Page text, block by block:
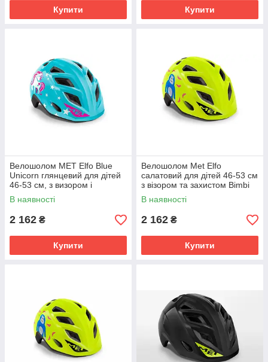
Купити Купити
Велошолом MET Elfo Blue
Unicorn глянцевий для дітей
46-53 см, з визором і
мигалкою
В наявності
2 162 ₴
Купити
Велошолом Met Elfo
салатовий для дітей 46-53 см
з візором та захистом Bimbi
Plus
В наявності
2 162 ₴
Купити